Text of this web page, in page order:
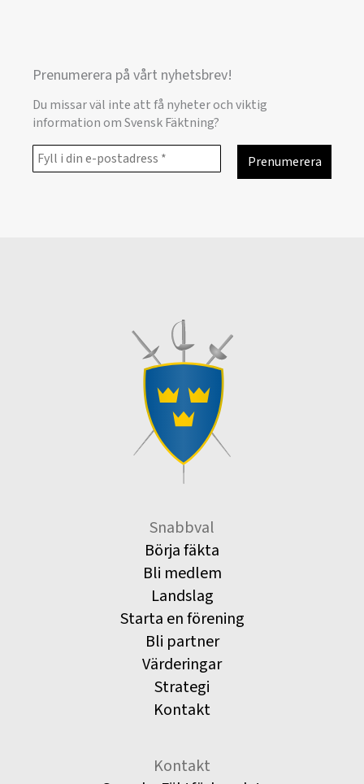
Prenumerera på vårt nyhetsbrev!
Du missar väl inte att få nyheter och viktig
information om Svensk Fäktning?
Snabbval
Börja fäkta
Bli medlem
Landslag
Starta en förening
Bli partner
Värderingar
Strategi
Kontakt
Kontakt